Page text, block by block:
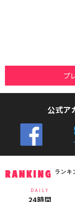
プ
公式ア
RANKING ランキ
DAILY
24時間